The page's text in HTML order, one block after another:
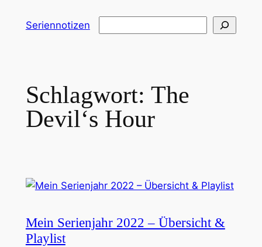
InhaltSeriennotizen
Schlagwort: The
Devil‘s Hour
Mein Serienjahr 2022 – Übersicht &
Playlist